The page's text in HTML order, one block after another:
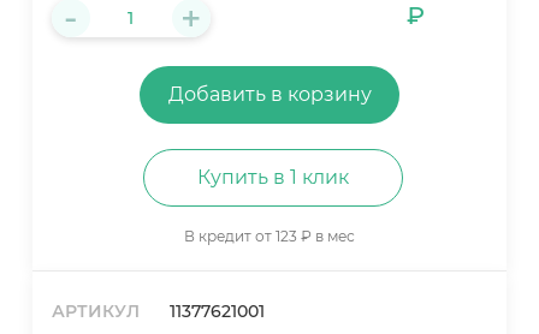
- + ₽
Добавить в корзину
Купить в 1 клик
В кредит от 123 ₽ в мес
АРТИКУЛ 11377621001